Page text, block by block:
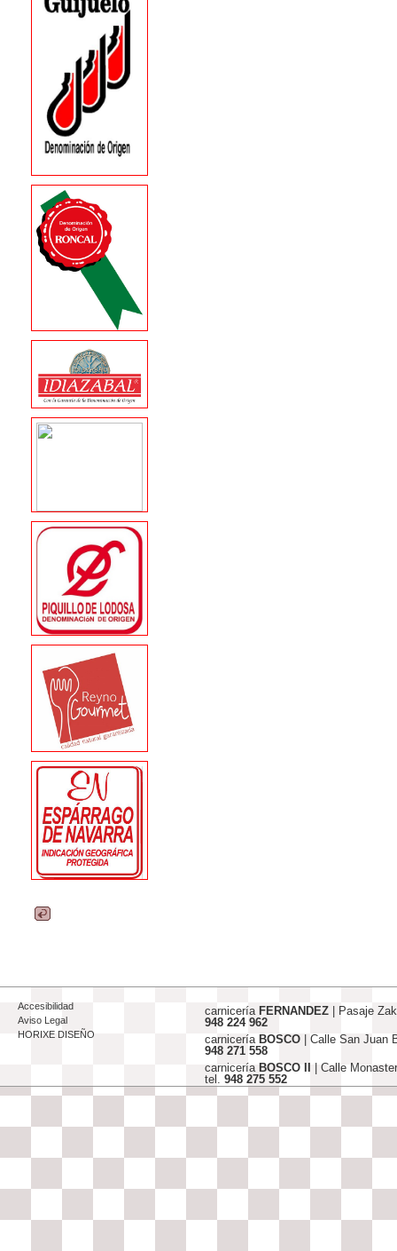
Accesibilidad
Aviso Legal
HORIXE DISEÑO
carnicería FERNANDEZ
| Pasaje
948 224 962
carnicería BOSCO
| Calle San Juan
948 271 558
carnicería BOSCO II
| Calle
tel. 948 275 552
info@carniceriasjfernandez-